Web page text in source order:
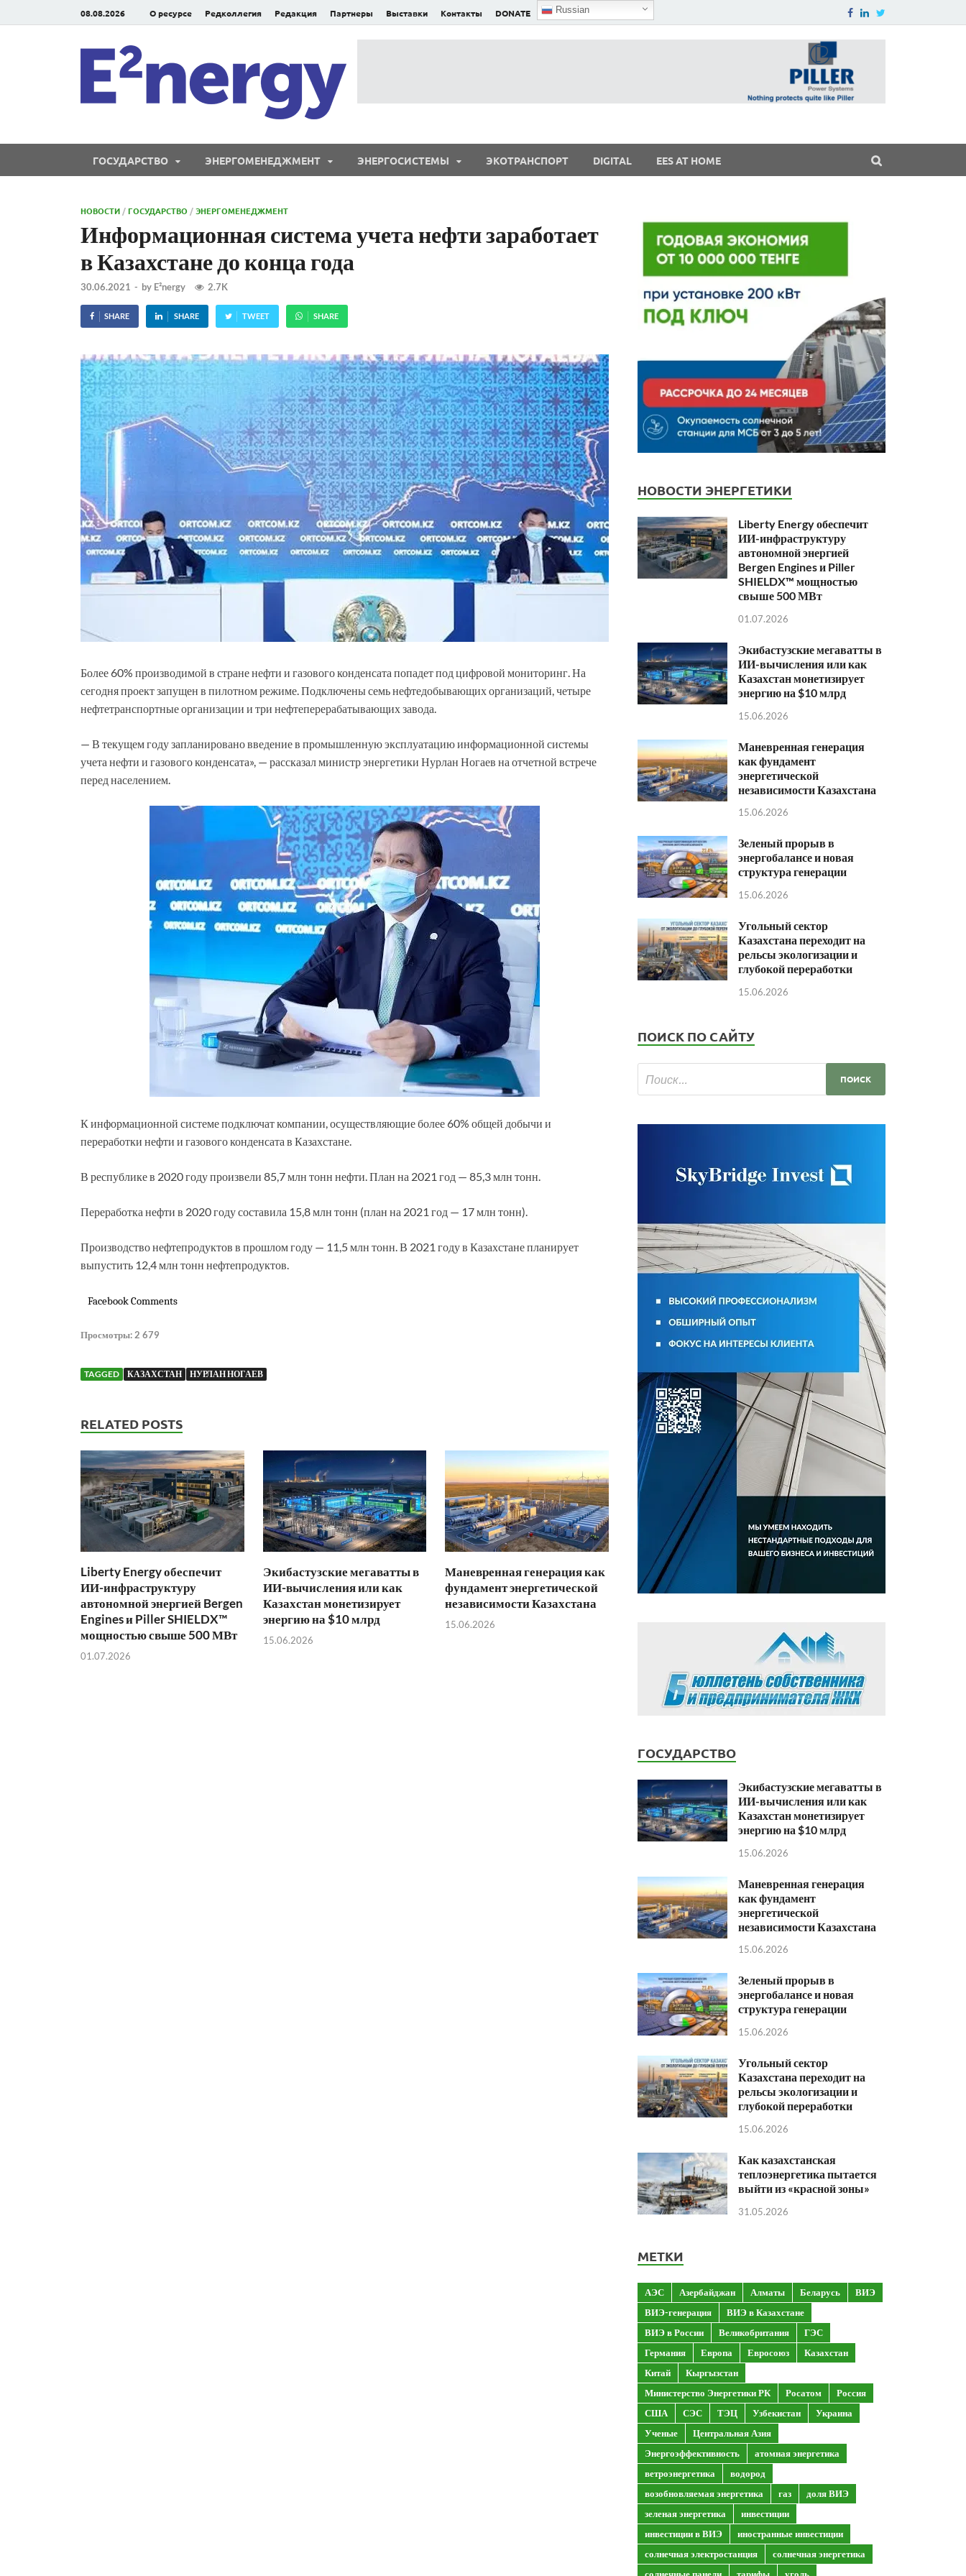
08.08.2026 О ресурсе Редколлегия Редакция Партнеры Выставки Контакты DONATE Russian
ГОСУДАРСТВО ЭНЕРГОМЕНЕДЖМЕНТ ЭНЕРГОСИСТЕМЫ ЭКОТРАНСПОРТ DIGITAL EES AT HOME
НОВОСТИ /ГОСУДАРСТВО /ЭНЕРГОМЕНЕДЖМЕНТ
Информационная система учета нефти заработает
в Казахстане до конца года
30.06.2021 - by E²nergy 2.7K
SHARE SHARE TWEET SHARE
Более 60% производимой в стране нефти и газового конденсата попадет под цифровой мониторинг. На
сегодня проект запущен в пилотном режиме. Подключены семь нефтедобывающих организаций, четыре
нефтетранспортные организации и три нефтеперерабатывающих завода.
— В текущем году запланировано введение в промышленную эксплуатацию информационной системы
учета нефти и газового конденсата», — рассказал министр энергетики Нурлан Ногаев на отчетной встрече
перед населением.
К информационной системе подключат компании, осуществляющие более 60% общей добычи и
переработки нефти и газового конденсата в Казахстане.
В республике в 2020 году произвели 85,7 млн тонн нефти. План на 2021 год — 85,3 млн тонн.
Переработка нефти в 2020 году составила 15,8 млн тонн (план на 2021 год — 17 млн тонн).
Производство нефтепродуктов в прошлом году — 11,5 млн тонн. В 2021 году в Казахстане планирует
выпустить 12,4 млн тонн нефтепродуктов.
Facebook Comments
Просмотры: 2 679
TAGGED КАЗАХСТАН НУРЛАН НОГАЕВ
RELATED POSTS
Liberty Energy обеспечит
ИИ-инфраструктуру
автономной энергией Bergen
Engines и Piller SHIELDX™
мощностью свыше 500 МВт
01.07.2026
Экибастузские мегаватты в
ИИ-вычисления или как
Казахстан монетизирует
энергию на $10 млрд
15.06.2026
Маневренная генерация как
фундамент энергетической
независимости Казахстана
15.06.2026
НОВОСТИ ЭНЕРГЕТИКИ
Liberty Energy обеспечит
ИИ-инфраструктуру
автономной энергией
Bergen Engines и Piller
SHIELDX™ мощностью
свыше 500 МВт
01.07.2026
Экибастузские мегаватты в
ИИ-вычисления или как
Казахстан монетизирует
энергию на $10 млрд
15.06.2026
Маневренная генерация
как фундамент
энергетической
независимости Казахстана
15.06.2026
Зеленый прорыв в
энергобалансе и новая
структура генерации
15.06.2026
Угольный сектор
Казахстана переходит на
рельсы экологизации и
глубокой переработки
15.06.2026
ПОИСК ПО САЙТУ
ГОСУДАРСТВО
Экибастузские мегаватты в
ИИ-вычисления или как
Казахстан монетизирует
энергию на $10 млрд
15.06.2026
Маневренная генерация
как фундамент
энергетической
независимости Казахстана
15.06.2026
Зеленый прорыв в
энергобалансе и новая
структура генерации
15.06.2026
Угольный сектор
Казахстана переходит на
рельсы экологизации и
глубокой переработки
15.06.2026
Как казахстанская
теплоэнергетика пытается
выйти из «красной зоны»
31.05.2026
МЕТКИ
АЭС Азербайджан Алматы Беларусь
ВИЭ
ВИЭ-генерация
ВИЭ в Казахстане
ВИЭ в России
Великобритания
ГЭС
Германия
Европа Евросоюз
Казахстан
Китай
Кыргызстан
Министерство Энергетики РК
Росатом
Россия
США
СЭС ТЭЦ Узбекистан
Украина
Ученые
Центральная Азия
Энергоэффективность
атомная энергетика
ветроэнергетика
водород
возобновляемая энергетика
газ
доля ВИЭ
зеленая энергетика
инвестиции
инвестиции в ВИЭ
иностранные инвестиции
солнечная электростанция
солнечная энергетика
солнечные панели
тарифы уголь